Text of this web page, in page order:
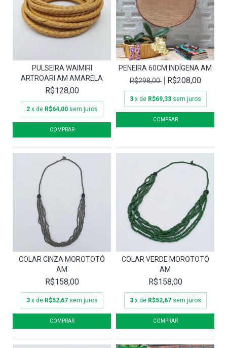
PULSEIRA WAIMIRI
ARTROARI AM AMARELA
R$128,00
2 x de R$64,00 sem juros
PENEIRA 60CM INDÍGENA AM
R$298,00
R$208,00
3 x de R$69,33 sem juros
COLAR CINZA MOROTOTÓ
AM
R$158,00
3 x de R$52,67 sem juros
COLAR VERDE MOROTOTÓ
AM
R$158,00
3 x de R$52,67 sem juros